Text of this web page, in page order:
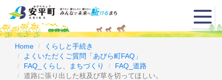
メ
ニ
ュ
Home
くらしと手続き
よくいただくご質問「あびら町FAQ」
FAQ_くらし、まちづくり
FAQ_道路
道路に張り出した枝及び草を切ってほしい。